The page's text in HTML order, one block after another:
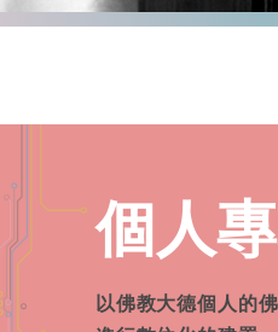
個人
以佛教大德個人的